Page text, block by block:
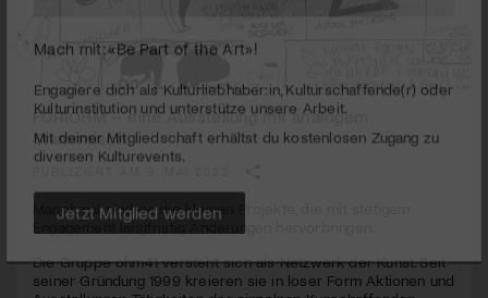
FÜRIOHM – eine Ausstellung mit analogem
Stammtisch
Manchmal sind es die kleinen Projekte, die mit stetigem
Engagement langfristig Änderungen hervorbringen.
Die Gruppe ohm41 versteht sich als Netzwerk der Kunst. Seit
seiner Gründung 1999 kreieren sie in loser Form Aktionen und
Engagiere dich als Kulturliebhaber:in, Kulturschaffende(r) oder
Kulturinstitution und unterstütze unsere Arbeit.
Mit deiner Mitgliedschaft erhältst du kostenlosen Zugang zu
Jetzt Mitglied werden